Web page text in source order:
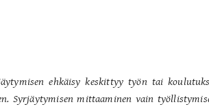
ehkäisy keskittyy työn tai
Syrjäytymisen mittaaminen vain